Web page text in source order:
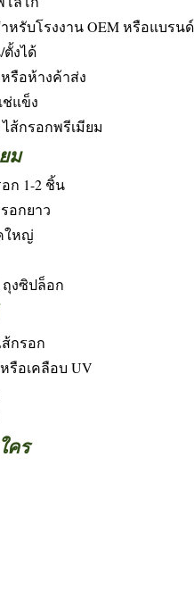
หรับโรงงาน OEM หรือแบรน
งได้
รือห้างค้าส่ง
แข็ง
ส้กรอกพรีเมียม
ม
ก 1-2 ชิ้น
อกยาว
ใหญ่
ถุงซิปล็อก
กรอก
รือเคลือบ UV
คร